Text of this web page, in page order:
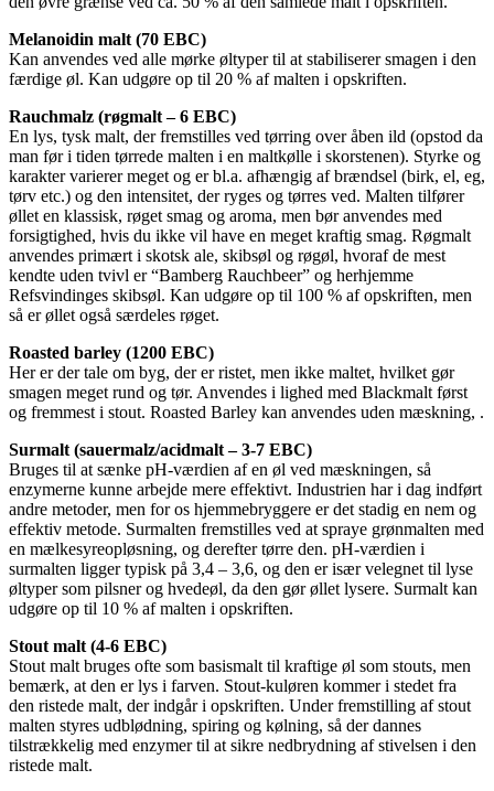
Melanoidin malt (70 EBC)
Kan anvendes ved alle mørke øltyper til at stabiliserer smagen i den
færdige øl. Kan udgøre op til 20 % af malten i opskriften.
Rauchmalz (røgmalt – 6 EBC)
En lys, tysk malt, der fremstilles ved tørring over åben ild (opstod da
man før i tiden tørrede malten i en maltkølle i skorstenen). Styrke og
karakter varierer meget og er bl.a. afhængig af brændsel (birk, el, eg,
tørv etc.) og den intensitet, der ryges og tørres ved. Malten tilfører
øllet en klassisk, røget smag og aroma, men bør anvendes med
forsigtighed, hvis du ikke vil have en meget kraftig smag. Røgmalt
anvendes primært i skotsk ale, skibsøl og røgøl, hvoraf de mest
kendte uden tvivl er “Bamberg Rauchbeer” og herhjemme
Refsvindinges skibsøl. Kan udgøre op til 100 % af opskriften, men
så er øllet også særdeles røget.
Roasted barley (1200 EBC)
Her er der tale om byg, der er ristet, men ikke maltet, hvilket gør
smagen meget rund og tør. Anvendes i lighed med Blackmalt først
og fremmest i stout. Roasted Barley kan anvendes uden mæskning, .
Surmalt (sauermalz/acidmalt – 3-7 EBC)
Bruges til at sænke pH-værdien af en øl ved mæskningen, så
enzymerne kunne arbejde mere effektivt. Industrien har i dag indført
andre metoder, men for os hjemmebryggere er det stadig en nem og
effektiv metode. Surmalten fremstilles ved at spraye grønmalten med
en mælkesyreopløsning, og derefter tørre den. pH-værdien i
surmalten ligger typisk på 3,4 – 3,6, og den er især velegnet til lyse
øltyper som pilsner og hvedeøl, da den gør øllet lysere. Surmalt kan
udgøre op til 10 % af malten i opskriften.
Stout malt (4-6 EBC)
Stout malt bruges ofte som basismalt til kraftige øl som stouts, men
bemærk, at den er lys i farven. Stout-kuløren kommer i stedet fra
den ristede malt, der indgår i opskriften. Under fremstilling af stout
malten styres udblødning, spiring og kølning, så der dannes
tilstrækkelig med enzymer til at sikre nedbrydning af stivelsen i den
ristede malt.